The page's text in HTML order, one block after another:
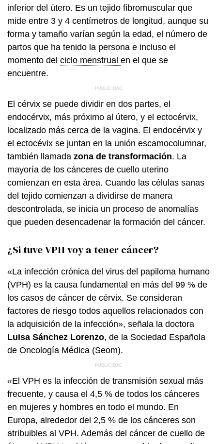
inferior del útero. Es un tejido fibromuscular que
mide entre 3 y 4 centímetros de longitud, aunque su
forma y tamaño varían según la edad, el número de
partos que ha tenido la persona e incluso el
momento del ciclo menstrual en el que se
encuentre.
El cérvix se puede dividir en dos partes, el
endocérvix, más próximo al útero, y el ectocérvix,
localizado más cerca de la vagina. El endocérvix y
el ectocévix se juntan en la unión escamocolumnar,
también llamada zona de transformación. La
mayoría de los cánceres de cuello uterino
comienzan en esta área. Cuando las células sanas
del tejido comienzan a dividirse de manera
descontrolada, se inicia un proceso de anomalías
que pueden desencadenar la formación del cáncer.
¿Si tuve VPH voy a tener cáncer?
«La infección crónica del virus del papiloma humano
(VPH) es la causa fundamental en más del 99 % de
los casos de cáncer de cérvix. Se consideran
factores de riesgo todos aquellos relacionados con
la adquisición de la infección», señala la doctora
Luisa Sánchez Lorenzo, de la Sociedad Española
de Oncología Médica (Seom).
«El VPH es la infección de transmisión sexual más
frecuente, y causa el 4,5 % de todos los cánceres
en mujeres y hombres en todo el mundo. En
Europa, alrededor del 2,5 % de los cánceres son
atribuibles al VPH. Además del cáncer de cuello de